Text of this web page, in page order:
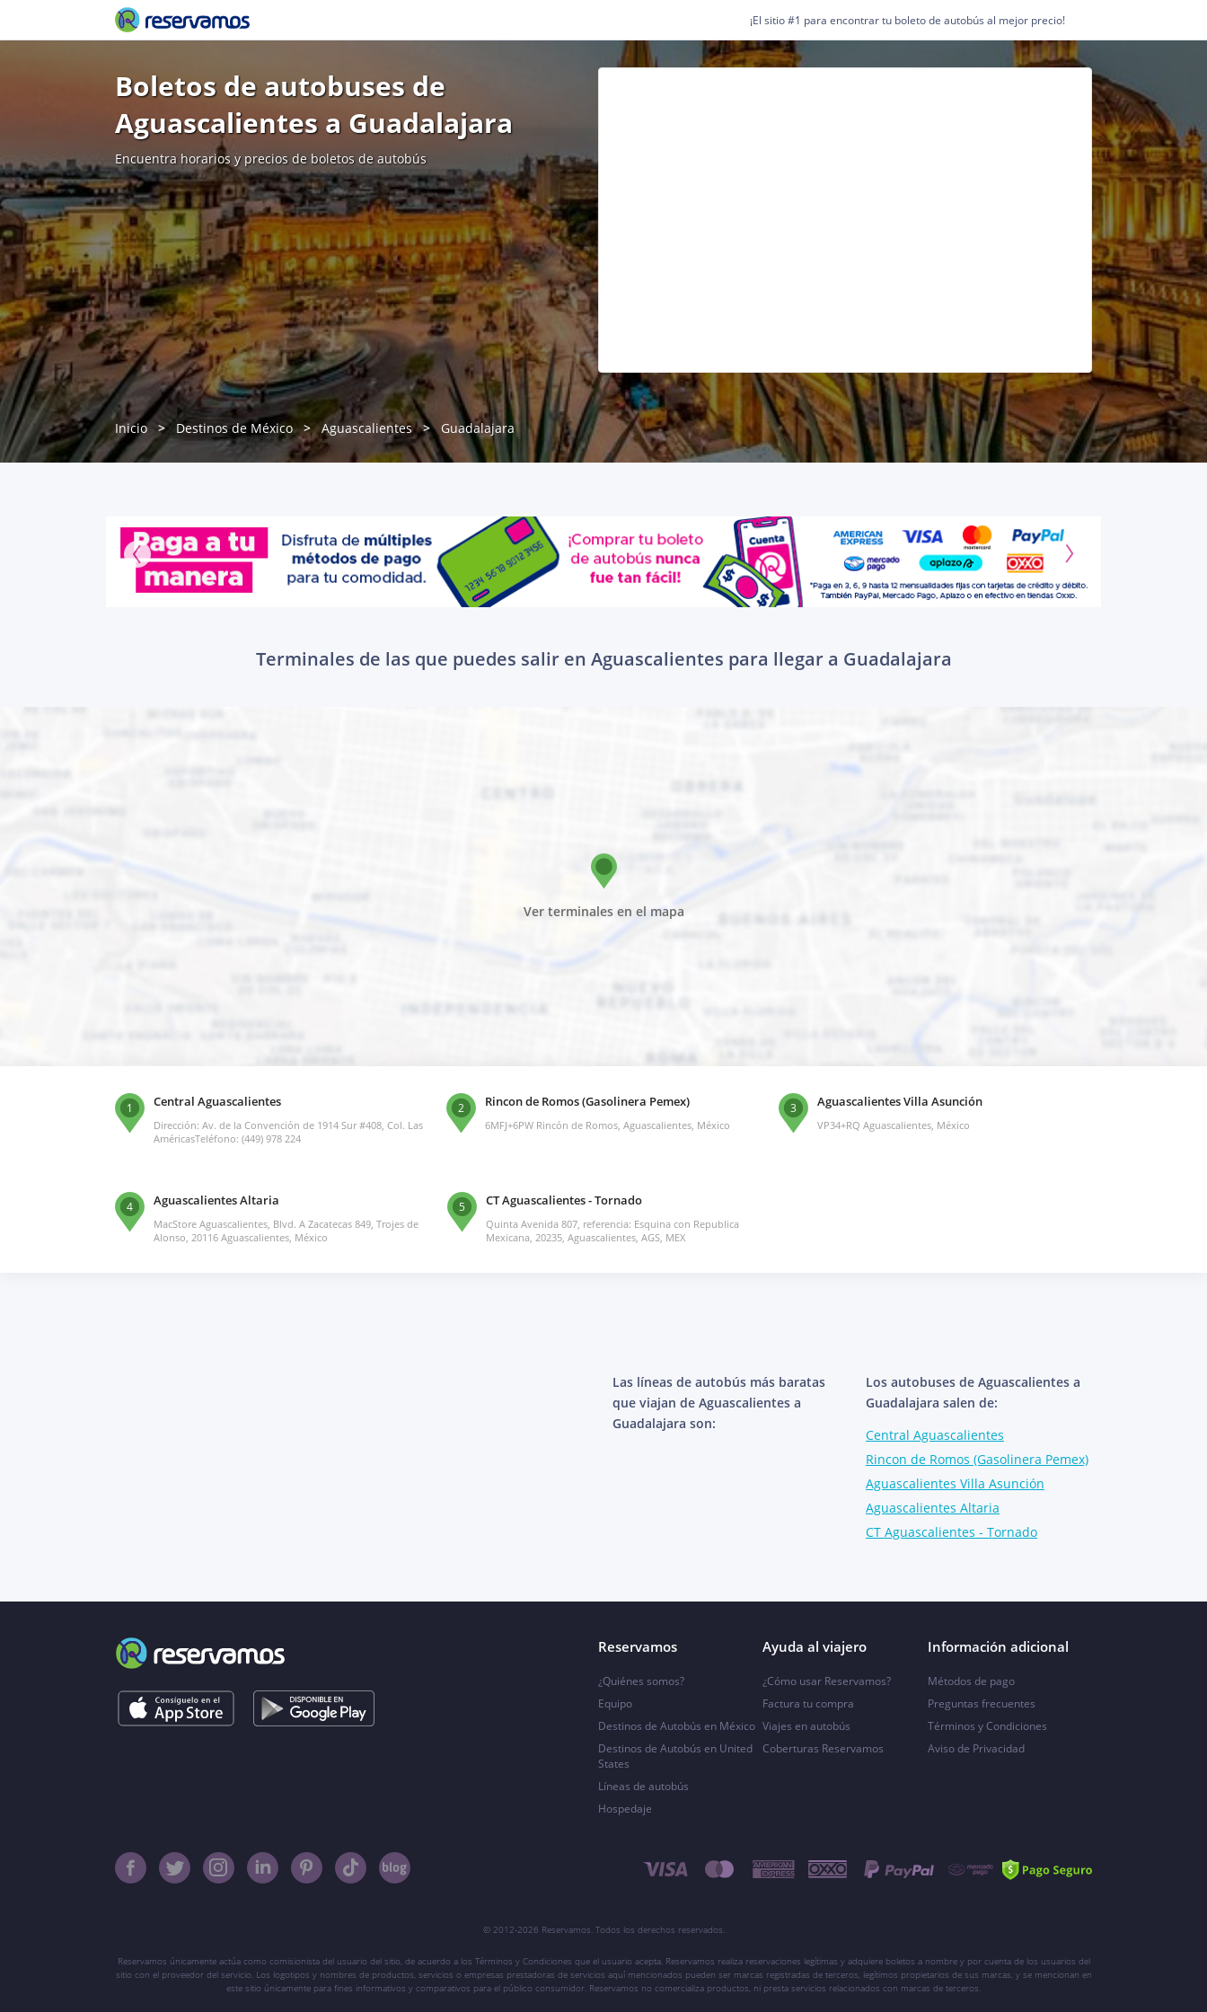
¡El sitio #1 para encontrar tu boleto de autobús al mejor precio!
Boletos de autobuses de
Aguascalientes a Guadalajara
Encuentra horarios y precios de boletos de autobús
Inicio Destinos de México Aguascalientes Guadalajara
Terminales de las que puedes salir en Aguascalientes para llegar a Guadalajara
Ver terminales en el mapa
1 Central Aguascalientes
Dirección: Av. de la Convención de 1914 Sur #408, Col. Las
AméricasTeléfono: (449) 978 224
2 Rincon de Romos (Gasolinera Pemex)
6MFJ+6PW Rincón de Romos, Aguascalientes, México
3 Aguascalientes Villa Asunción
VP34+RQ Aguascalientes, México
4 Aguascalientes Altaria
MacStore Aguascalientes, Blvd. A Zacatecas 849, Trojes de
Alonso, 20116 Aguascalientes, México
5 CT Aguascalientes - Tornado
Quinta Avenida 807, referencia: Esquina con Republica
Mexicana, 20235, Aguascalientes, AGS, MEX
Las líneas de autobús más baratas
que viajan de Aguascalientes a
Guadalajara son:
Los autobuses de Aguascalientes a
Guadalajara salen de:
Central Aguascalientes
Rincon de Romos (Gasolinera Pemex)
Aguascalientes Villa Asunción
Aguascalientes Altaria
CT Aguascalientes - Tornado
Reservamos
¿Quiénes somos?
Equipo
Destinos de Autobús en México
Destinos de Autobús en United
States
Líneas de autobús
Hospedaje
Ayuda al viajero
¿Cómo usar Reservamos?
Factura tu compra
Viajes en autobús
Coberturas Reservamos
Información adicional
Métodos de pago
Preguntas frecuentes
Términos y Condiciones
Aviso de Privacidad
© 2012-2026 Reservamos. Todos los derechos reservados.
Reservamos únicamente actúa como comisionista del usuario del sitio, de acuerdo a los Términos y Condiciones que el usuario acepta. Reservamos realiza reservaciones legítimas y adquiere boletos a nombre y por cuenta de los usuarios del
sitio con el proveedor del servicio. Los logotipos y nombres de productos, servicios o empresas prestadoras de servicios aquí mencionados pueden ser marcas registradas de terceros, legítimos propietarios de sus marcas, y se mencionan en
este sitio únicamente para fines informativos y comparativos para el público consumidor. Reservamos no comercializa productos, ni presta servicios relacionados con marcas de terceros.